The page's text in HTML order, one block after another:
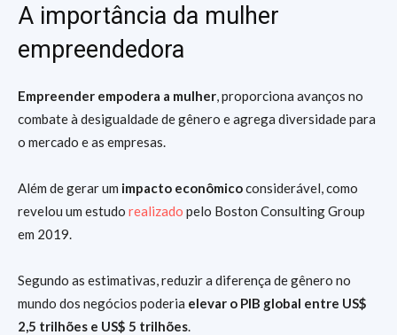
A importância da mulher
empreendedora
Empreender empodera a mulher, proporciona avanços no
combate à desigualdade de gênero e agrega diversidade para
o mercado e as empresas.
Além de gerar um impacto econômicoconsiderável, como
revelou um estudo realizado pelo Boston Consulting Group
em 2019.
Segundo as estimativas, reduzir a diferença de gênero no
mundo dos negócios poderia elevar o PIB global entre US$
2,5 trilhões e US$ 5 trilhões.